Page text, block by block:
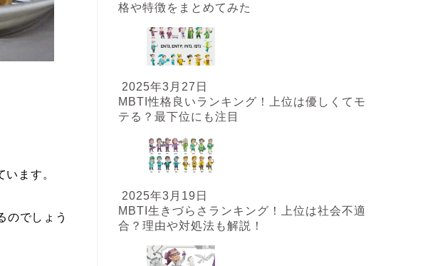
ます。
のでしょう
格や特徴をまとめてみた
2025年3月27日
MBTI性格良いランキング！上位は優しくてモ
テる？最下位にも注目
2025年3月19日
MBTI生きづらさランキング！上位は社会不適
合？理由や対処法も解説！